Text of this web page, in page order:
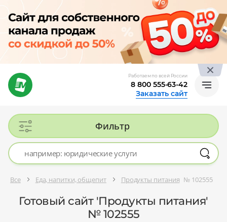
Работаем по всей России
8 800 555-63-42
Заказать сайт
Фильтр
Все Еда, напитки, общепит Продукты питания № 102555
Готовый сайт 'Продукты питания'
№ 102555